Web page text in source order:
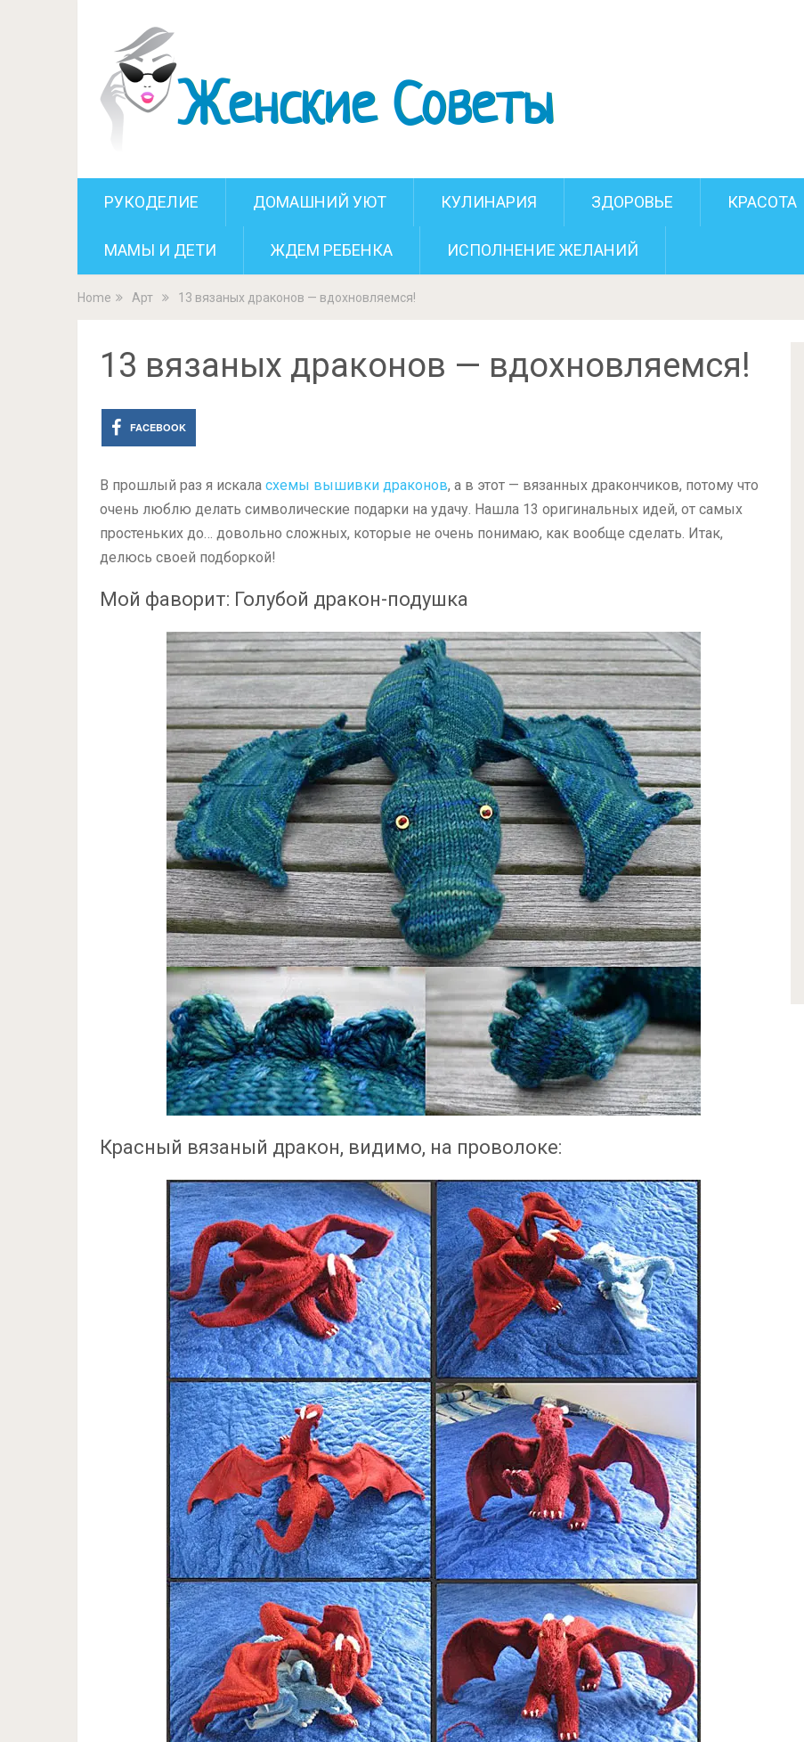
РУКОДЕЛИЕ ДОМАШНИЙ УЮТ КУЛИНАРИЯ ЗДОРОВЬЕ КРАСОТА
МАМЫ И ДЕТИ ЖДЕМ РЕБЕНКА ИСПОЛНЕНИЕ ЖЕЛАНИЙ
Home Арт 13 вязаных драконов — вдохновляемся!
13 вязаных драконов — вдохновляемся!
FACEBOOK
В прошлый раз я искала схемы вышивки драконов, а в этот — вязанных дракончиков, потому что
очень люблю делать символические подарки на удачу. Нашла 13 оригинальных идей, от самых
простеньких до… довольно сложных, которые не очень понимаю, как вообще сделать. Итак,
делюсь своей подборкой!
Мой фаворит: Голубой дракон-подушка
Красный вязаный дракон, видимо, на проволоке: